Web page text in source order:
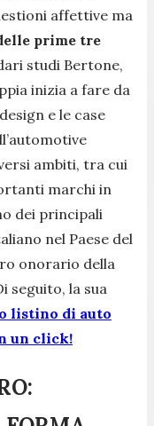
affettive ma
prime tre
studi Bertone,
inizia a fare da
e le case
ambiti, tra cui
marchi in
dei principali
nel Paese del
onorario della
seguito, la sua
listino di auto
un click!